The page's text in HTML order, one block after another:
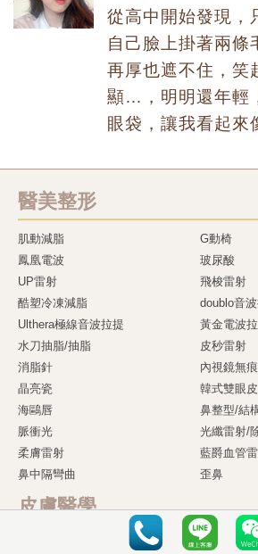
從高中開始發現，
自己臉上掛著兩條
再厚也遮不住，笑
顯…，明明還年輕
眼袋，讓我看起來
醫美整形
肌動減脂
G動椅
鳳凰電波
玻尿酸
UP雷射
飛梭雷射
酷塑冷凍減脂
doublo音
Ulthera極線音波拉提
黃金電波
水刀抽脂/抽脂
皮秒雷射
消脂針
內視鏡無
晶亮瓷
韓式雙眼皮
海鷗唇
鼻整型/結
脈衝光
光纖雷射/
柔膚雷射
藍爵血管
鼻中隔彎曲
歪鼻
皮膚醫學
青春痘